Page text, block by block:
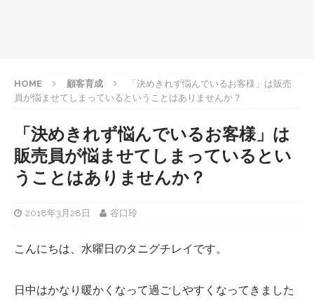
HOME 顧客育成
「決めきれず悩んでいるお客様」は販売
員が悩ませてしまっているということはありませんか？
「決めきれず悩んでいるお客様」は
販売員が悩ませてしまっているとい
うことはありませんか？
2018年3月28日 谷口玲
こんにちは、水曜日のタニグチレイです。
日中はかなり暖かくなって過ごしやすくなってきました